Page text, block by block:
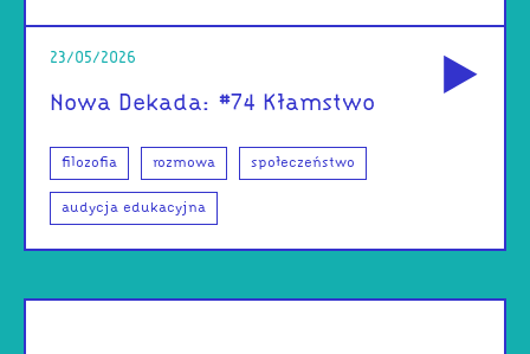
23/05/2026
Nowa Dekada: #74 Kłamstwo
filozofia rozmowa społeczeństwo
audycja edukacyjna